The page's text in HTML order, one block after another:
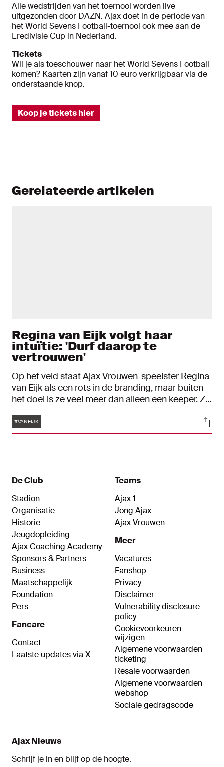
Alle wedstrijden van het toernooi worden live
uitgezonden door DAZN. Ajax doet in de periode van
het World Sevens Football-toernooi ook mee aan de
Eredivisie Cup in Nederland.
Tickets
Wil je als toeschouwer naar het World Sevens Football
komen? Kaarten zijn vanaf 10 euro verkrijgbaar via de
onderstaande knop.
Koop je tickets hier
Gerelateerde artikelen
Regina van Eijk volgt haar
intuïtie: 'Durf daarop te
vertrouwen'
Op het veld staat Ajax Vrouwen-speelster Regina
van Eijk als een rots in de branding, maar buiten
het doel is ze veel meer dan alleen een keeper. Ze
familiemens. Haar dagen worden gekleurd door
vinylplaten, verschillende passies en gesprekken
Twente - Ajax Vrouwen, komende maandag,
Tags
#VANEIJK
De Club
Stadion
Organisatie
Historie
Jeugdopleiding
Ajax Coaching Academy
Sponsors & Partners
Business
Maatschappelijk
Foundation
Pers
Fancare
Contact
Laatste updates via X
Teams
Ajax 1
Jong Ajax
Ajax Vrouwen
Meer
Vacatures
Fanshop
Privacy
Disclaimer
Vulnerability disclosure
policy
Cookievoorkeuren
wijzigen
Algemene voorwaarden
ticketing
Resale voorwaarden
Algemene voorwaarden
webshop
Sociale gedragscode
Ajax Nieuws
Schrijf je in en blijf op de hoogte.